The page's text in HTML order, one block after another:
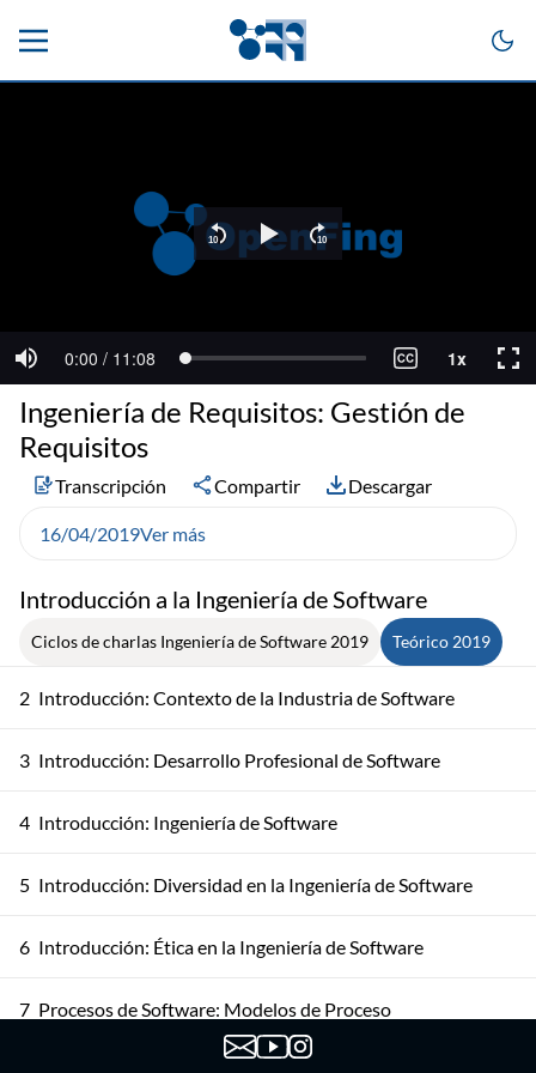
Introducción a la Ingeniería de Software
Ciclos de charlas Ingeniería de Software 2019 Teórico 2019
2 Introducción: Contexto de la Industria de Software
3 Introducción: Desarrollo Profesional de Software
4 Introducción: Ingeniería de Software
5 Introducción: Diversidad en la Ingeniería de Software
6 Introducción: Ética en la Ingeniería de Software
7 Procesos de Software: Modelos de Proceso
Ingeniería de Requisitos: Gestión de
Requisitos
Transcripción Compartir Descargar
16/04/2019Ver más